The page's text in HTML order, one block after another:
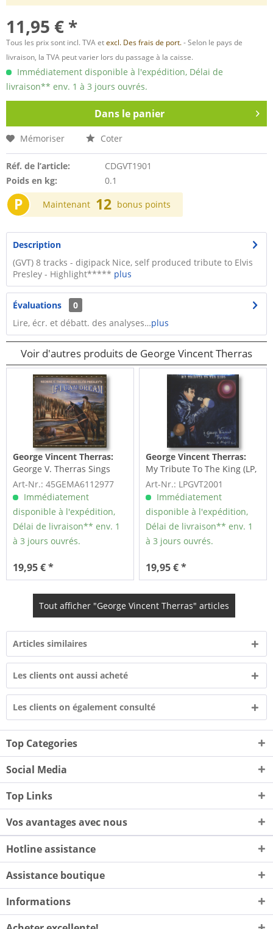
11,95 € *
Tous les prix sont incl. TVA etexcl. Des frais de port.- Selon le pays de
livraison, la TVA peut varier lors du passage à la caisse.
Immédiatement disponible à l'expédition, Délai de
livraison** env. 1 à 3 jours ouvrés.
Dans le panier
Mémoriser Coter
Réf. de l’article:
CDGVT1901
Poids en kg:
0.1
P Maintenant 12 bonus points
Description
(GVT) 8 tracks - digipack Nice, self produced tribute to Elvis
Presley - Highlight***** plus
Évaluations
0
Lire, écr. et débatt. des analyses…plus
Voir d'autres produits de George Vincent Therras
George Vincent Therras:
George V. Therras Sings
Elvis Presley's If I...
Art-Nr.: 45GEMA6112977
Immédiatement
disponible à l'expédition,
Délai de livraison** env. 1
à 3 jours ouvrés.
19,95 € *
George Vincent Therras:
My Tribute To The King (LP,
180g Vinyl)
Art-Nr.: LPGVT2001
Immédiatement
disponible à l'expédition,
Délai de livraison** env. 1
à 3 jours ouvrés.
19,95 € *
Tout afficher "George Vincent Therras" articles
Articles similaires
Les clients ont aussi acheté
Les clients on également consulté
Top Categories
Social Media
Top Links
Vos avantages avec nous
Hotline assistance
Assistance boutique
Informations